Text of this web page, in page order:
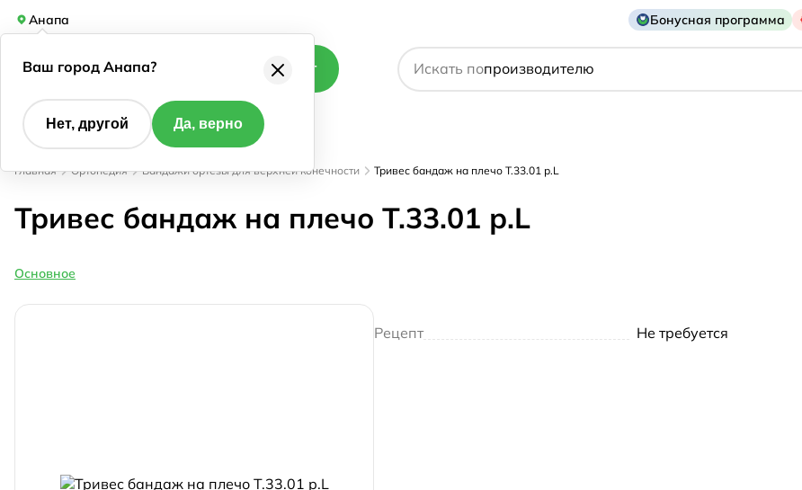
Анапа Бонусная программа
Каталог Искать по
действующему веществу
производителю
Главная Ортопедия Бандажи ортезы для верхней конечности Тривес бандаж на плечо Т.33.01 р.L
Тривес бандаж на плечо Т.33.01 р.L
Основное
Рецепт Не требуется
Ваш город Анапа?
Нет, другой Да, верно